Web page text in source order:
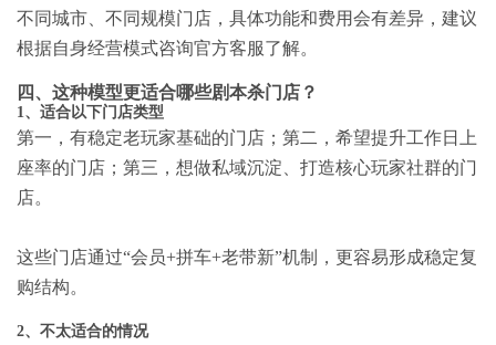
不同城市、不同规模门店，具体功能和费用会有差异，建议
根据自身经营模式咨询官方客服了解。
四、这种模型更适合哪些剧本杀门店？
1、适合以下门店类型
第一，有稳定老玩家基础的门店；第二，希望提升工作日上
座率的门店；第三，想做私域沉淀、打造核心玩家社群的门
店。
这些门店通过“会员+拼车+老带新”机制，更容易形成稳定复
购结构。
2、不太适合的情况